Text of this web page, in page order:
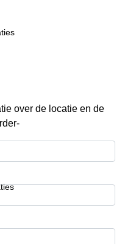
over de locatie en de